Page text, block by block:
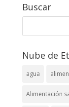
Buscar
Nube de
agua
Alimentación